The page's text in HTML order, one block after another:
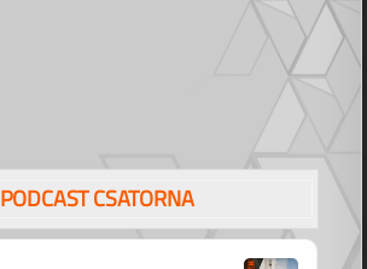
PODCAST CSATORNA